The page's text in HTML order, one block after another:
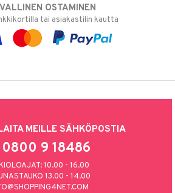
OSTAMINEN
tai asiakastilin kautta
MEILLE SÄHKÖPOSTIA
9 18486
10.00 - 16.00
13.00 - 14.00